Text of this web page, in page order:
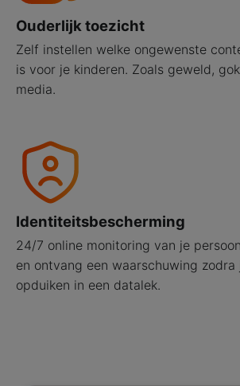
Ouderlijk toezicht
Zelf instellen welke ongewenste
is voor je kinderen. Zoals geweld,
media.
Identiteitsbescherming
24/7 online monitoring van je
en ontvang een waarschuwing zodra
opduiken in een datalek.